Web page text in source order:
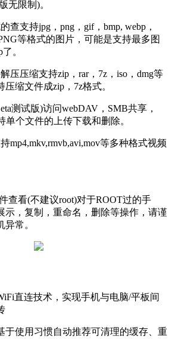
无限制)。
查支持jpg，png，gif，bmp, webp，
等格式的图片，可能是支持最多图
。
压压缩支持zip，rar，7z，iso，dmg等
缩文件成zip，7z格式。
测试版)访问webDAV，SMB共享，
单个文件的上传下载和删除。
mp4,mkv,rmvb,avi,mov等多种格式视频
查看(不建议root)对于ROOT过的手
示，复制，重命名，删除等操作，请谨
常。
直连技术，实现手机与电脑/平板间
于使用习惯自动推荐可清理的缓存、重